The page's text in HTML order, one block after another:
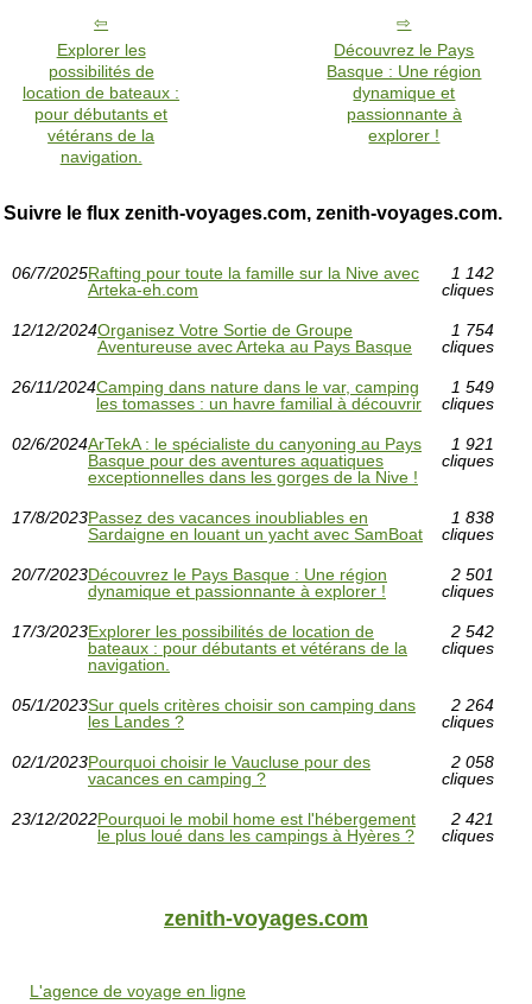
Explorer les
possibilités de
location de bateaux :
pour débutants et
vétérans de la
navigation.
Découvrez le Pays
Basque : Une région
dynamique et
passionnante à
explorer !
Suivre le flux zenith-voyages.com, zenith-voyages.com.
06/7/2025Rafting pour toute la famille sur la Nive avec
Arteka-eh.com
1 142
cliques
12/12/2024Organisez Votre Sortie de Groupe
Aventureuse avec Arteka au Pays Basque
1 754
cliques
26/11/2024Camping dans nature dans le var, camping
les tomasses : un havre familial à découvrir
1 549
cliques
02/6/2024ArTekA : le spécialiste du canyoning au Pays
Basque pour des aventures aquatiques
exceptionnelles dans les gorges de la Nive !
1 921
cliques
17/8/2023Passez des vacances inoubliables en
Sardaigne en louant un yacht avec SamBoat
1 838
cliques
20/7/2023Découvrez le Pays Basque : Une région
dynamique et passionnante à explorer !
2 501
cliques
17/3/2023Explorer les possibilités de location de
bateaux : pour débutants et vétérans de la
navigation.
2 542
cliques
05/1/2023Sur quels critères choisir son camping dans
les Landes ?
2 264
cliques
02/1/2023Pourquoi choisir le Vaucluse pour des
vacances en camping ?
2 058
cliques
23/12/2022Pourquoi le mobil home est l'hébergement
le plus loué dans les campings à Hyères ?
2 421
cliques
zenith-voyages.com
L'agence de voyage en ligne